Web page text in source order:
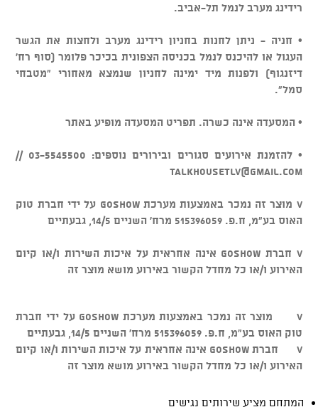
רידינג מערב לנמל תל-אביב.
• חניה - ניתן לחנות בחניון רידינג מערב ולחצות את הגשר
העגול או להיכנס לנמל בכניסה הצפונית בכיכר פלומר (סוף רח'
דיזנגוף) ולפנות מיד ימינה לחניון שנמצא מאחורי "מטבחי
סמל".
• המסעדה אינה כשרה. תפריט המסעדה מופיע באתר
• להזמנת אירועים סגורים ובירורים נוספים: 03-5545500 //
talkhousetlv@gmail.com
v מוצר זה נמכר באמצעות מערכת GOSHOW על ידי חברת טוק
האוס בע"מ, ח.פ. 515396059 מרח' השניים 14/5, גבעתיים
v חברת GOSHOW אינה אחראית על איכות השירות ו/או קיום
האירוע ו/או כל מחדל הקשור באירוע מושא מוצר זה
v מוצר זה נמכר באמצעות מערכת GOSHOW על ידי חברת
טוק האוס בע"מ, ח.פ. 515396059 מרח' השניים 14/5, גבעתיים
v חברת GOSHOW אינה אחראית על איכות השירות ו/או קיום
האירוע ו/או כל מחדל הקשור באירוע מושא מוצר זה
המתחם מציע שירותים נגישים